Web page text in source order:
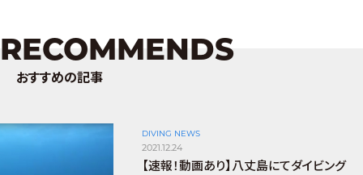
RECOMMENDS
おすすめの記事
DIVING NEWS
2021.12.24
【速報！動画あり】八丈島にてダイビング